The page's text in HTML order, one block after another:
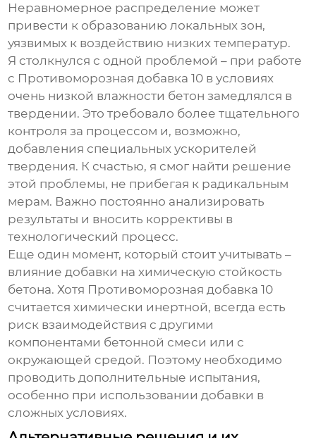
Неравномерное распределение может
привести к образованию локальных зон,
уязвимых к воздействию низких температур.
Я столкнулся с одной проблемой – при работе
с Противоморозная добавка 10 в условиях
очень низкой влажности бетон замедлялся в
твердении. Это требовало более тщательного
контроля за процессом и, возможно,
добавления специальных ускорителей
твердения. К счастью, я смог найти решение
этой проблемы, не прибегая к радикальным
мерам. Важно постоянно анализировать
результаты и вносить коррективы в
технологический процесс.
Еще один момент, который стоит учитывать –
влияние добавки на химическую стойкость
бетона. Хотя Противоморозная добавка 10
считается химически инертной, всегда есть
риск взаимодействия с другими
компонентами бетонной смеси или с
окружающей средой. Поэтому необходимо
проводить дополнительные испытания,
особенно при использовании добавки в
сложных условиях.